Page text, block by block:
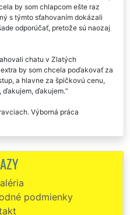
by som chlapcom ešte raz
s týmto sťahovaním dokázali
odporúčať, pretože sú naozaj
chatu v Zlatých
by som chcela poďakovať za
a hlavne za špičkovú cenu,
ďakujem, ďakujem.
Výborná práca
a rýchle. Technici sa mi
chaty prebehlo úplne
nám zaisťovala vysťahovanie
v Zlatých Moravciach.
podmienky